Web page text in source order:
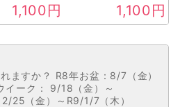
1,100円 1,100円
ますか？ R8年お盆：8/7（金）
イーク： 9/18（金）～
25（金）～R9/1/7（木）